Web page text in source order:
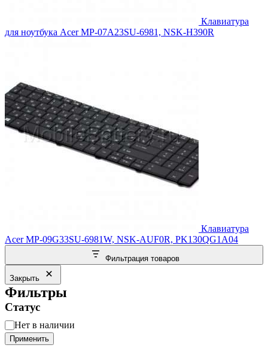
Клавиатура
для ноутбука Acer MP-07A23SU-6981, NSK-H390R
Клавиатура
Acer MP-09G33SU-6981W, NSK-AUF0R, PK130QG1A04
Фильтрация товаров
Закрыть
Фильтры
Статус
Статус
Нет в наличии
Применить